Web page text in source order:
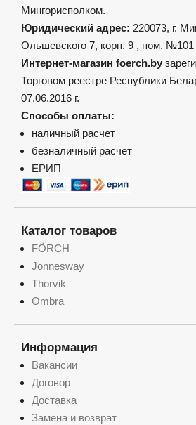
Мингорисполком.
Юридический адрес: 220073, г.
Ольшевского 7, корп. 9 , пом. №101
Интернет-магазин foerch.by
Торговом реестре Республики
07.06.2016 г.
Способы оплаты:
наличный расчет
безналичный расчет
ЕРИП
Каталог товаров
FÖRCH
Jonnesway
Thorvik
Ombra
Информация
Вакансии
Договор
Доставка
Замена и возврат